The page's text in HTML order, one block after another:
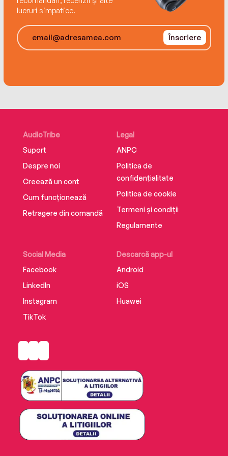
lucruri simpatice.
Înscriere
AudioTribe
Suport
Despre noi
Creează un cont
Cum funcționează
Retragere din comandă
Social Media
Facebook
LinkedIn
Instagram
TikTok
Descarcă app-ul
Android
iOS
Huawei
Legal
ANPC
Politica de
confidențialitate
Politica de cookie
Termeni și condiții
Regulamente